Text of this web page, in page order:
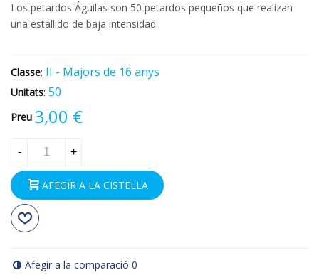
Los petardos Águilas son 50 petardos pequeños que realizan
una estallido de baja intensidad.
Classe: II - Majors de 16 anys
Unitats: 50
Preu:3,00 €
- +
AFEGIR A LA CISTELLA
Afegir a la comparació 0